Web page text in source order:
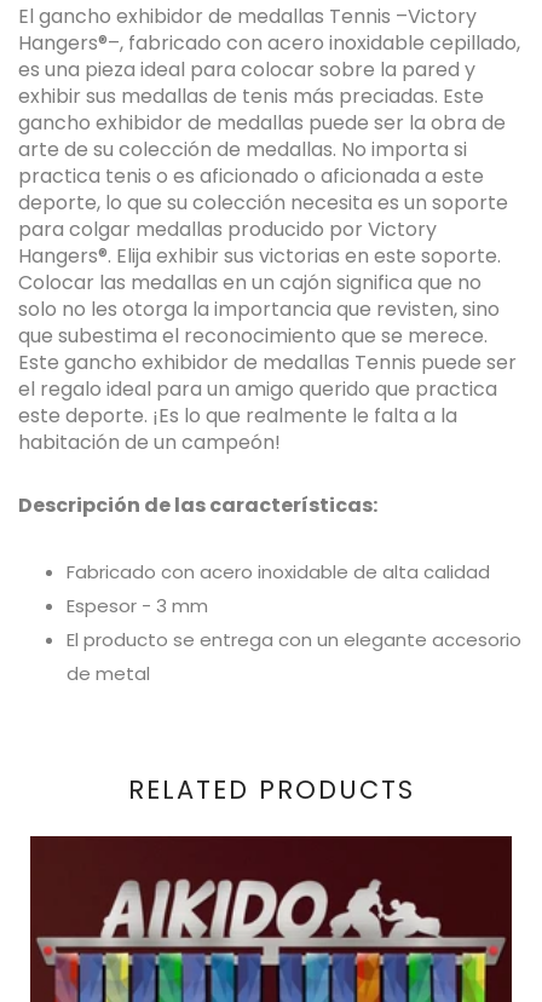
El gancho exhibidor de medallas Tennis –Victory
Hangers®–, fabricado con acero inoxidable cepillado,
es una pieza ideal para colocar sobre la pared y
exhibir sus medallas de tenis más preciadas. Este
gancho exhibidor de medallas puede ser la obra de
arte de su colección de medallas. No importa si
practica tenis o es aficionado o aficionada a este
deporte, lo que su colección necesita es un soporte
para colgar medallas producido por Victory
Hangers®. Elija exhibir sus victorias en este soporte.
Colocar las medallas en un cajón significa que no
solo no les otorga la importancia que revisten, sino
que subestima el reconocimiento que se merece.
Este gancho exhibidor de medallas Tennis puede ser
el regalo ideal para un amigo querido que practica
este deporte. ¡Es lo que realmente le falta a la
habitación de un campeón!
Descripción de las características:
Fabricado con acero inoxidable de alta calidad
Espesor - 3 mm
El producto se entrega con un elegante accesorio
de metal
RELATED PRODUCTS